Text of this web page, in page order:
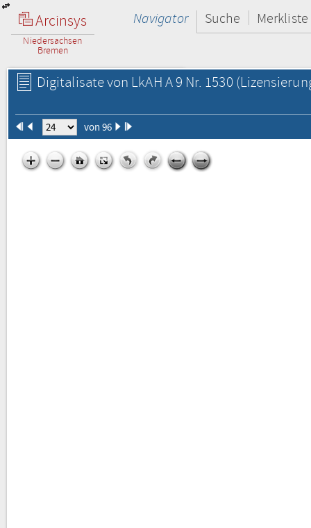
Arcinsys
Niedersachsen
Bremen
Navigator Suche Merkliste
Digitalisate von LkAH A 9 Nr. 1530
von 96